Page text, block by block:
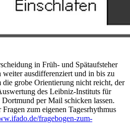
in Früh- und Spätaufsteher
ausdifferenziert und in bis zu
die grobe Orientierung nicht reicht, der
des Leibniz-Instituts für
per Mail schicken lassen.
zum eigenen Tagesrhythmus
fragebogen-zum-